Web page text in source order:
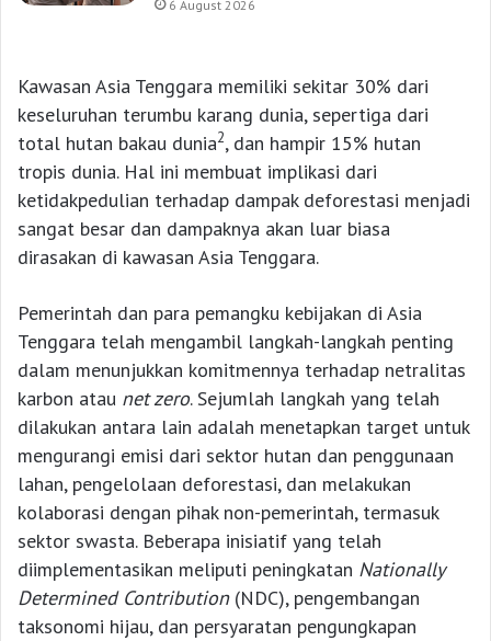
6 August 2026
Kawasan Asia Tenggara memiliki sekitar 30% dari
keseluruhan terumbu karang dunia, sepertiga dari
total hutan bakau dunia2, dan hampir 15% hutan
tropis dunia. Hal ini membuat implikasi dari
ketidakpedulian terhadap dampak deforestasi menjadi
sangat besar dan dampaknya akan luar biasa
dirasakan di kawasan Asia Tenggara.
Pemerintah dan para pemangku kebijakan di Asia
Tenggara telah mengambil langkah-langkah penting
dalam menunjukkan komitmennya terhadap netralitas
karbon atau net zero. Sejumlah langkah yang telah
dilakukan antara lain adalah menetapkan target untuk
mengurangi emisi dari sektor hutan dan penggunaan
lahan, pengelolaan deforestasi, dan melakukan
kolaborasi dengan pihak non-pemerintah, termasuk
sektor swasta. Beberapa inisiatif yang telah
diimplementasikan meliputi peningkatan Nationally
Determined Contribution(NDC), pengembangan
taksonomi hijau, dan persyaratan pengungkapan